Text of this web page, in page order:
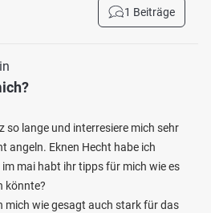
1 Beiträge
so lange und interresiere mich sehr
angeln. Eknen Hecht habe ich
mai habt ihr tipps für mich wie es
könnte?
mich wie gesagt auch stark für das